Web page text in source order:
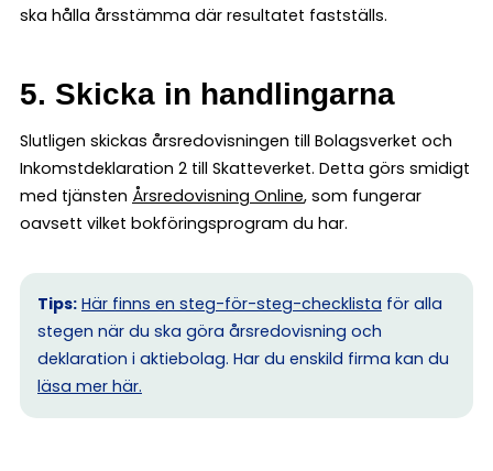
ska hålla årsstämma där resultatet fastställs.
5. Skicka in handlingarna
Slutligen skickas årsredovisningen till Bolagsverket och
Inkomstdeklaration 2 till Skatteverket. Detta görs smidigt
med tjänsten Årsredovisning Online, som fungerar
oavsett vilket bokföringsprogram du har.
Tips: Här finns en steg-för-steg-checklista för alla
stegen när du ska göra årsredovisning och
deklaration i aktiebolag. Har du enskild firma kan du
läsa mer här.